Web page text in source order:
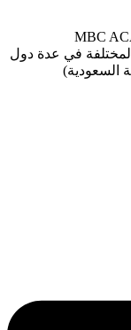
في عدة دول
السعودية)